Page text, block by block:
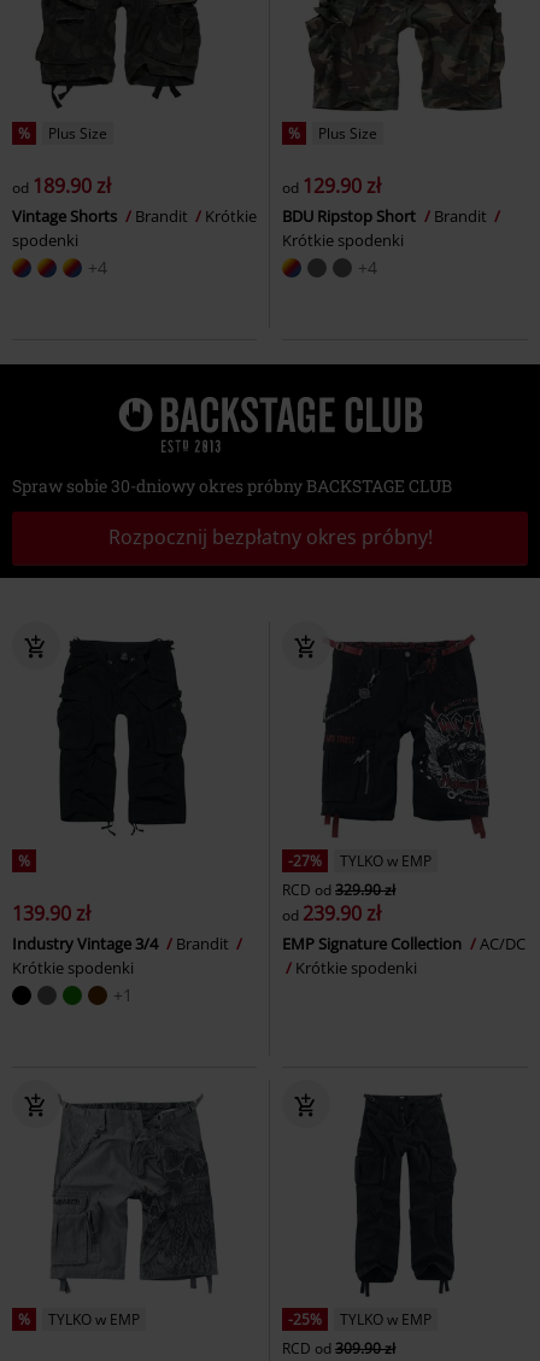
% Plus Size
od 189.90 zł
Vintage Shorts Brandit
Krótkie
spodenki
+4
% Plus Size
od 129.90 zł
BDU Ripstop Short
Brandit
Krótkie spodenki
+4
Spraw sobie 30-dniowy okres próbny BACKSTAGE CLUB
Rozpocznij bezpłatny okres próbny!
%
139.90 zł
Industry Vintage 3/4
Brandit
Krótkie spodenki
+1
-27%
TYLKO w EMP
RCD od 329.90 zł
od 239.90 zł
EMP Signature Collection
AC/DC
Krótkie spodenki
% TYLKO w EMP -25%
TYLKO w EMP
RCD od 309.90 zł